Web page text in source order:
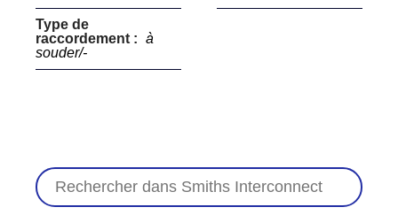
Type de
raccordement : à
souder/-